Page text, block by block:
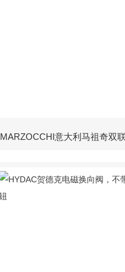
MARZOCCHI意大利马祖奇双